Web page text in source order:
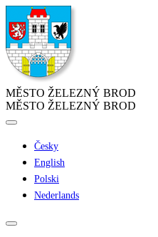
MĚSTO ŽELEZNÝ BROD
MĚSTO ŽELEZNÝ BROD
Česky
English
Polski
Nederlands